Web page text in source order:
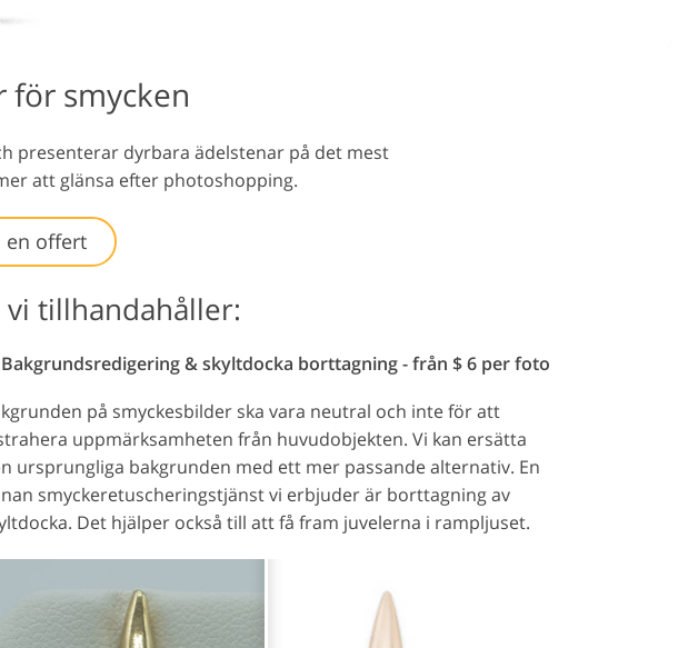
för smycken
presenterar dyrbara ädelstenar på det mest
att glänsa efter photoshopping.
en offert
tillhandahåller:
Bakgrundsredigering & skyltdocka borttagning - från $ 6 per foto
på smyckesbilder ska vara neutral och inte för att
uppmärksamheten från huvudobjekten. Vi kan ersätta
ursprungliga bakgrunden med ett mer passande alternativ. En
smyckeretuscheringstjänst vi erbjuder är borttagning av
Det hjälper också till att få fram juvelerna i rampljuset.